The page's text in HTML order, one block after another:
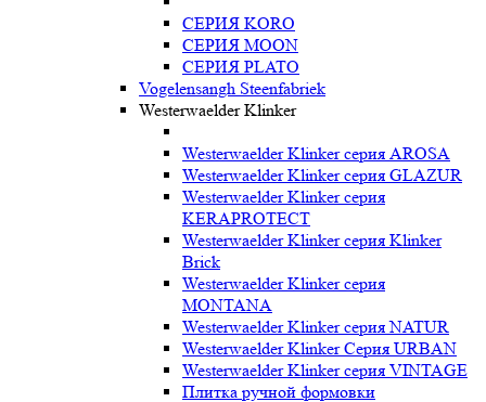
СЕРИЯ KORO
СЕРИЯ MOON
СЕРИЯ PLATO
Vogelensangh Steenfabriek
Westerwaelder Klinker
Westerwaelder Klinker серия AROSA
Westerwaelder Klinker серия GLAZUR
Westerwaelder Klinker серия
KERAPROTECT
Westerwaelder Klinker серия Klinker
Brick
Westerwaelder Klinker серия
MONTANA
Westerwaelder Klinker серия NATUR
Westerwaelder Klinker Серия URBAN
Westerwaelder Klinker серия VINTAGE
Плитка ручной формовки